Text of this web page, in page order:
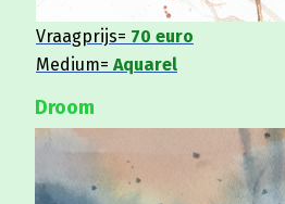
Vraagprijs= 70 euro
Medium= Aquarel
Droom